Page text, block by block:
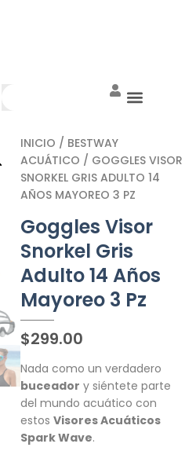
INICIO / BESTWAY
ACUÁTICO / GOGGLES VISOR
SNORKEL GRIS ADULTO 14
AÑOS MAYOREO 3 PZ
Goggles Visor
Snorkel Gris
Adulto 14 Años
Mayoreo 3 Pz
$299.00
Nada como un verdadero
buceador y siéntete parte
del mundo acuático con
estos Visores Acuáticos
Spark Wave.